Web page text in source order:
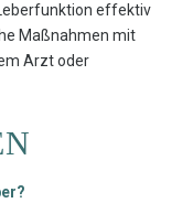
effektiv
Maßnahmen mit
Arzt oder